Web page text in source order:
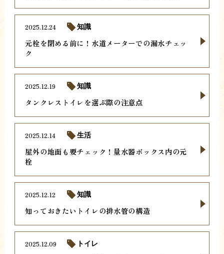
元栓を閉める前に！水道メーターでの漏水チェッ
ク
2025.12.24 知識
タンクレストイレを選ぶ際の注意点
2025.12.19 知識
屋外の地面も要チェック！量水器ボックス内の元
栓
2025.12.14 生活
知っておきたいトイレの排水管の構造
2025.12.12 知識
2025.12.09 トイレ